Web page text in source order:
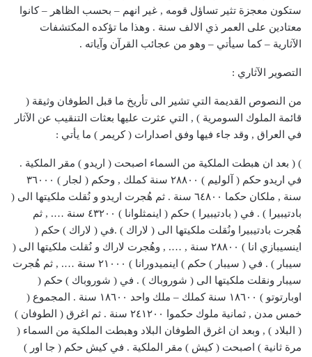
ستكون معجزة تثير تساؤل قومه , غير انهم – بحسب الظاهر – كانوا
معتادين على العمر ذي الالف سنة . وهذا ما تؤكده المكتشفات
الآثارية – كما سيأتي – وهو من عجائب القرآن وآياته .
التصوير الآثاري :
من النصوص القديمة التي تشير الى تأريخ ما قبل الطوفان وثيقة (
قائمة الملوك السومرية ) , التي عثرت عليها بعثات التنقيب عن الآثار
في العراق , وقد جاء فيها وفق اصدارات ( كريمر ) ما يأتي :
) ( بعد ان هبطت الملكية من السماء اصبحت ( اريدو ) مقر الملكية .
في اريدو حكم ( آلوليم ) ٢٨٨٠٠ سنة كملك , وحكم ( لجار ) ٣٦٠٠٠
سنة , ملكان حكما ٦٤٨٠٠ سنة . ثم هُجرت اريدو و نُقلت ملكيتها الى (
بادتيبيرا ) . في ( بادتيبيرا ) حكم ( اينمثلوانا ) ٤٣٢٠٠ سنة …. , ثم
هُجرت بادتيبيرا ونُقلت ملكيتها الى ( لاراك ) .في ( لاراك ) حكم (
اينسيبازي انا ) ٢٨٨٠٠ سنة , …. , وهُجرت لاراك و نُقلت ملكيتها الى (
سيبار ) . في ( سيبار ) حكم ) اينميدورانا ) ٢١٠٠٠ سنة …. , ثم هُجرت
سيبار ونقلت ملكيتها الى ( شوروباك ) . في ( شوروباك ) حكم (
اوبارتوتو ) ١٨٦٠٠ سنة كملك – ملك واحد ١٨٦٠٠ سنة . المجموع (
خمس مدن , ثمانية ملوك حكموا ٢٤١٢٠٠ سنة . ثم اغرق ( الطوفان )
( البلاد ) , وبعد ان اغرق الطوفان البلاد وهبطت الملكية من السماء (
مرة ثانية ) اصبحت ( كيش ) مقر الملكية . في كيش حكم ( جا اور )